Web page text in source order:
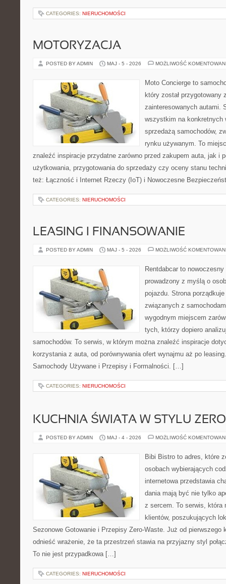
CATEGORIES: NIERUCHOMOŚCI
MOTORYZACJA
POSTED BY ADMIN MAJ - 5 - 2026 MOŻLIWOŚĆ
Moto Concierge to
który został przygotowany
zainteresowanych autami.
wszystkim na konkretnych
sprzedażą samochodów,
rynku używanym. To
znaleźć inspiracje przydatne zarówno przed zakupem auta, jak i
użytkowania, przygotowania do sprzedaży czy oceny stanu
też: Łączność i Internet Rzeczy (IoT) i Nowoczesne
CATEGORIES: NIERUCHOMOŚCI
LEASING I FINANSOWANIE
POSTED BY ADMIN MAJ - 5 - 2026 MOŻLIWOŚĆ
Rentdabcar to
prowadzony z myślą o
pojazdu. Strona
związanych z
wygodnym miejscem
tych, którzy dopiero
samochodów. To serwis, w którym można znaleźć inspiracje
korzystania z auta, od porównywania ofert wynajmu aż po
Samochody Używane i Przepisy i Formalności. […]
CATEGORIES: NIERUCHOMOŚCI
KUCHNIA ŚWIATA W STYLU
POSTED BY ADMIN MAJ - 4 - 2026 MOŻLIWOŚĆ
Bibi Bistro to adres, które
osobach wybierających
internetowa przedstawia
dania mają być nie tylko
z sercem. To serwis, która
klientów, poszukujących
Sezonowe Gotowanie i Przepisy Zero-Waste. Już od pierwszego
odnieść wrażenie, że ta przestrzeń stawia na przyjazny styl
To nie jest przypadkowa […]
CATEGORIES: NIERUCHOMOŚCI